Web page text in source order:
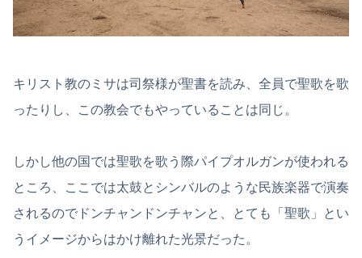
キリスト教のミサは司祭様が聖書を読み、全員で聖歌を歌
ったりし、この教会でもやっていることは同じ。
しかし他の国では聖歌を歌う際パイプオルガンが使われる
ところ、ここでは太鼓とシンバルのような民族楽器で演奏
されるのでドンチャンドンチャンと、とても「聖歌」とい
うイメージからはかけ離れた光景だった。